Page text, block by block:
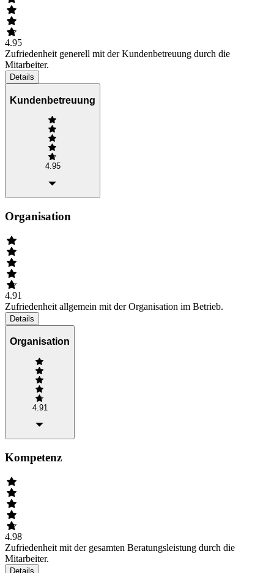
4.95
Zufriedenheit generell mit der Kundenbetreuung durch die
Mitarbeiter.
Details
Kundenbetreuung
4.95
Organisation
4.91
Zufriedenheit allgemein mit der Organisation im Betrieb.
Details
Organisation
4.91
Kompetenz
4.98
Zufriedenheit mit der gesamten Beratungsleistung durch die
Mitarbeiter.
Details